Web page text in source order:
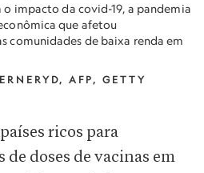
o impacto da covid-19, a pandemia
que afetou
comunidades de baixa renda em
AFP, GETTY
ricos para
de doses de vacinas em